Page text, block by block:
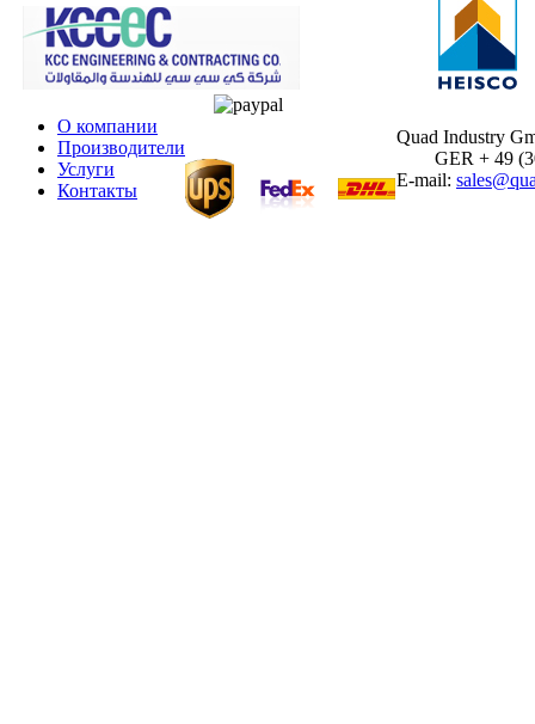
О компании
Производители
Услуги
Контакты
Quad Industry
GER + 49
E-mail: